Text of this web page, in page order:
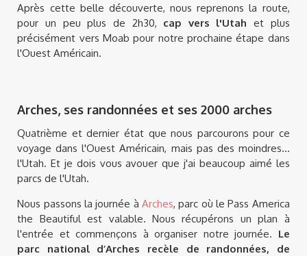
Après cette belle découverte, nous reprenons la route,
pour un peu plus de 2h30, cap vers l'Utah et plus
précisément vers Moab pour notre prochaine étape dans
l'Ouest Américain.
Arches, ses randonnées et ses 2000 arches
Quatrième et dernier état que nous parcourons pour ce
voyage dans l'Ouest Américain, mais pas des moindres...
l'Utah. Et je dois vous avouer que j'ai beaucoup aimé les
parcs de l'Utah.
Nous passons la journée à Arches, parc où le Pass America
the Beautiful est valable. Nous récupérons un plan à
l'entrée et commençons à organiser notre journée. Le
parc national d’Arches recèle de randonnées, de